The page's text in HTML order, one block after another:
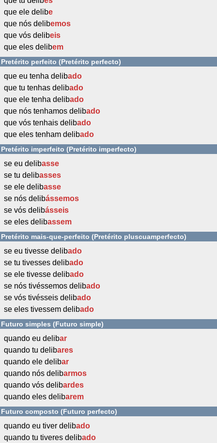
que ele delibe
que nós delibemos
que vós delibeis
que eles delibem
Pretérito perfeito (Pretérito perfecto)
que eu tenha delibado
que tu tenhas delibado
que ele tenha delibado
que nós tenhamos delibado
que vós tenhais delibado
que eles tenham delibado
Pretérito imperfeito (Pretérito imperfecto)
se eu delibasse
se tu delibasses
se ele delibasse
se nós delibássemos
se vós delibásseis
se eles delibassem
Pretérito mais-que-perfeito (Pretérito pluscuamperfecto)
se eu tivesse delibado
se tu tivesses delibado
se ele tivesse delibado
se nós tivéssemos delibado
se vós tivésseis delibado
se eles tivessem delibado
Futuro simples (Futuro simple)
quando eu delibar
quando tu delibares
quando ele delibar
quando nós delibarmos
quando vós delibardes
quando eles delibarem
Futuro composto (Futuro perfecto)
quando eu tiver delibado
quando tu tiveres delibado